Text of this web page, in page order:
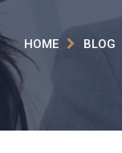
HOME BLOG